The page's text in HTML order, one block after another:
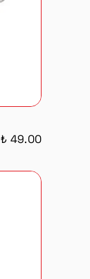
₺ 49.00